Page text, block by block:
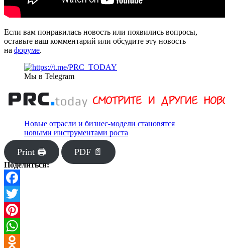
Если вам понравилась новость или появились вопросы,
оставьте ваш комментарий или обсудите эту новость
на форуме.
Мы в Telegram
Новые отрасли и бизнес-модели становятся
новыми инструментами роста
Print 🖨 PDF 📄
Поделиться:
Facebook
Twitter
Pinterest
WhatsApp